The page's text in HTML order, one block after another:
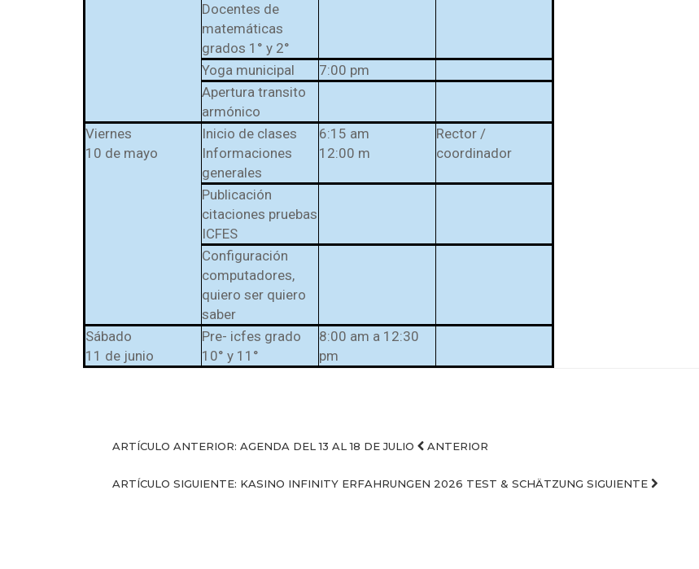
Docentes de
matemáticas
grados 1° y 2°
Yoga municipal
7:00 pm
Apertura transito
armónico
Viernes
10 de mayo
Inicio de clases
Informaciones
generales
6:15 am
12:00 m
Rector /
coordinador
Publicación
citaciones pruebas
ICFES
Configuración
computadores,
quiero ser quiero
saber
Sábado
11 de junio
Pre- icfes grado
10° y 11°
8:00 am a 12:30
pm
ARTÍCULO ANTERIOR: AGENDA DEL 13 AL 18 DE JULIO ANTERIOR
ARTÍCULO SIGUIENTE: KASINO INFINITY ERFAHRUNGEN 2026 TEST & SCHÄTZUNG SIGUIENTE